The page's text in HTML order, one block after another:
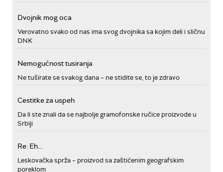
Dvojnik mog oca
Verovatno svako od nas ima svog dvojnika sa kojim deli i sličnu
DNK
Nemogućnost tusiranja
Ne tuširate se svakog dana – ne stidite se, to je zdravo
Cestitke za uspeh
Da li ste znali da se najbolje gramofonske ručice proizvode u
Srbiji
Re: Eh...
Leskovačka sprža – proizvod sa zaštićenim geografskim
poreklom